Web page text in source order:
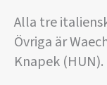
Alla tre
Övriga är
Knapek